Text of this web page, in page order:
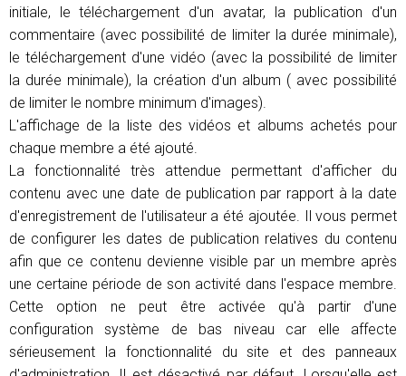
initiale, le téléchargement d'un avatar, la publication d'un
commentaire (avec possibilité de limiter la durée minimale),
le téléchargement d'une vidéo (avec la possibilité de limiter
la durée minimale), la création d'un album ( avec possibilité
de limiter le nombre minimum d'images).
L'affichage de la liste des vidéos et albums achetés pour
chaque membre a été ajouté.
La fonctionnalité très attendue permettant d'afficher du
contenu avec une date de publication par rapport à la date
d'enregistrement de l'utilisateur a été ajoutée. Il vous permet
de configurer les dates de publication relatives du contenu
afin que ce contenu devienne visible par un membre après
une certaine période de son activité dans l'espace membre.
Cette option ne peut être activée qu'à partir d'une
configuration système de bas niveau car elle affecte
sérieusement la fonctionnalité du site et des panneaux